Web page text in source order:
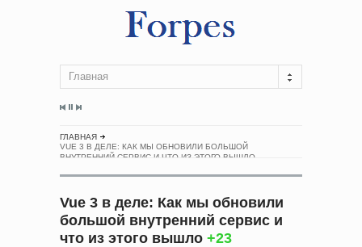
Главная
ГЛАВНАЯ
VUE 3 В ДЕЛЕ: КАК МЫ ОБНОВИЛИ БОЛЬШОЙ
ВНУТРЕННИЙ СЕРВИС И ЧТО ИЗ ЭТОГО ВЫШЛО
Vue 3 в деле: Как мы обновили
большой внутренний сервис и
что из этого вышло +23